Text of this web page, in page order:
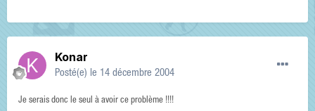
Konar
Posté(e) le 14 décembre 2004
Je serais donc le seul à avoir ce problème !!!!